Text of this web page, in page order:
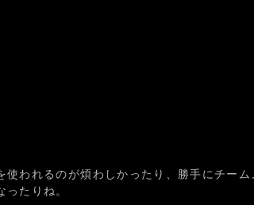
われるのが煩わしかったり、勝手にチーム
たりね。